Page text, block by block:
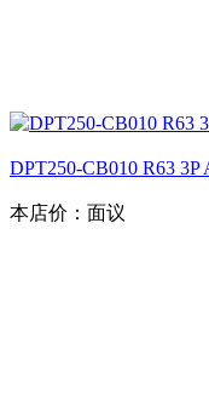
DPT250-CB010 R63
本店价： 面议